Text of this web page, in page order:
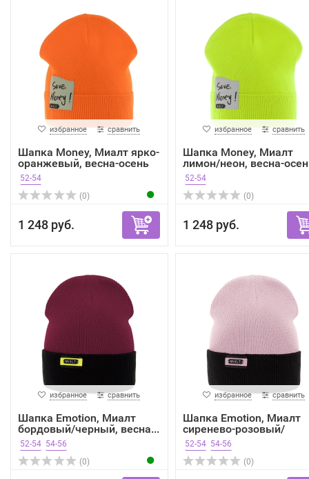
избранное сравнить
Шапка Money, Миалт ярко-
оранжевый, весна-осень
52-54
(0)
1 248 руб.
избранное сравнить
Шапка Money, Миалт
лимон/неон, весна-
52-54
(0)
1 248 руб.
избранное сравнить
Шапка Emotion, Миалт
бордовый/черный, весна...
52-54 54-56
(0)
избранное сравнить
Шапка Emotion, Миалт
сиренево-розовый/
черны...
52-54 54-56
(0)